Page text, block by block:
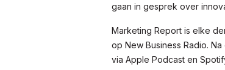
gaan in gesprek over
Marketing Report is elke
op New Business Radio.
via Apple Podcast en